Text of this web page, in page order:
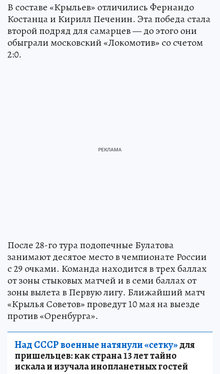
В составе «Крыльев» отличились Фернандо
Костанца и Кирилл Печенин. Эта победа стала
второй подряд для самарцев — до этого они
обыграли московский «Локомотив» со счетом
2:0.
После 28-го тура подопечные Булатова
занимают десятое место в чемпионате России
с 29 очками. Команда находится в трех баллах
от зоны стыковых матчей и в семи баллах от
зоны вылета в Первую лигу. Ближайший матч
«Крылья Советов» проведут 10 мая на выезде
против «Оренбурга».
Над СССР военные натянули «сетку»для
пришельцев: как страна 13 лет тайно
искала и изучала инопланетных гостей